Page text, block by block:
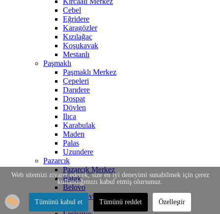
Cebel
Eğridere
Karagözler
Kızılağaç
Koşukavak
Mestanlı
Paşmaklı
Paşmaklı Merkez
Çepeleri
Darıdere
Dospat
Dövlen
Ilıca
Karabulak
Maden
Palas
Uzundere
Pazarcık
Pazarcık Merkez
Batak
Belovo
Bratsigovo
İstirelçe
Web sitemizi ziyaret ederek, size en iyi deneyimi sunabilmek için çerez
kullandığımızı kabul etmiş olursunuz.
Tümünü kabul et Tümünü reddet Özelleştir